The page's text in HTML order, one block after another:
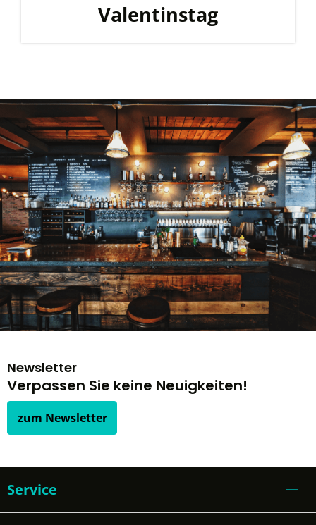
Valentinstag
Newsletter
Verpassen Sie keine Neuigkeiten!
zum Newsletter
Service